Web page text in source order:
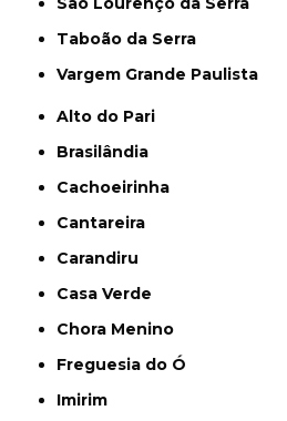
Taboão da Serra
Vargem Grande Paulista
Alto do Pari
Brasilândia
Cachoeirinha
Cantareira
Carandiru
Casa Verde
Chora Menino
Freguesia do Ó
Imirim